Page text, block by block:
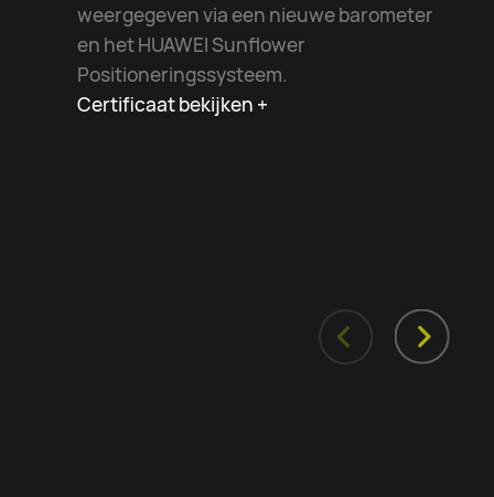
weergegeven via een nieuwe barometer
en het HUAWEI Sunflower
Positioneringssysteem.
Certificaat bekijken +